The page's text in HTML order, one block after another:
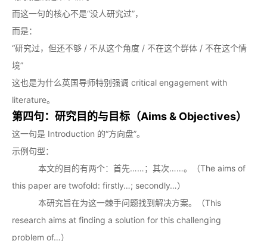
而这一句的核心不是“没人研究过”，
而是：
“研究过，但还不够 / 不从这个角度 / 不在这个群体 / 不在这个情
境”
这也是为什么英国导师特别强调 critical engagement with
literature。
第四句：研究目的与目标（Aims & Objectives）
这一句是 Introduction 的“方向盘”。
示例句型：
本文的目的有两个：首先……；其次……。（The aims of
this paper are twofold: firstly…; secondly…）
本研究旨在为这一棘手问题找到解决方案。（This
research aims at finding a solution for this challenging
problem of…）